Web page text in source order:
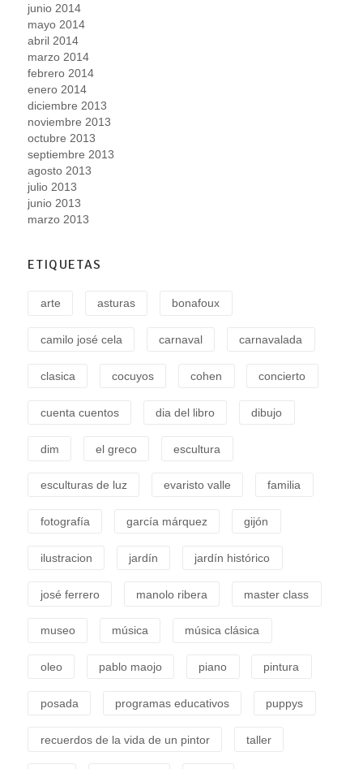
junio 2014
mayo 2014
abril 2014
marzo 2014
febrero 2014
enero 2014
diciembre 2013
noviembre 2013
octubre 2013
septiembre 2013
agosto 2013
julio 2013
junio 2013
marzo 2013
ETIQUETAS
arte asturas bonafoux
camilo josé cela carnaval carnavalada
clasica cocuyos cohen concierto
cuenta cuentos dia del libro dibujo
dim el greco escultura
esculturas de luz evaristo valle familia
fotografía garcía márquez gijón
ilustracion jardín jardín histórico
josé ferrero manolo ribera master class
museo música música clásica
oleo pablo maojo piano pintura
posada programas educativos puppys
recuerdos de la vida de un pintor taller